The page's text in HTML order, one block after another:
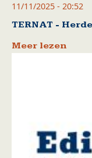
11/11/2025 - 20:52
TERNAT -
Meer lezen